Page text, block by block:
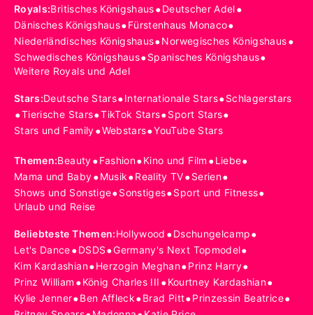
Royals:Britisches Königshaus•Deutscher Adel•
Dänisches Königshaus•Fürstenhaus Monaco•
Niederländisches Königshaus•Norwegisches Königshaus•
Schwedisches Königshaus•Spanisches Königshaus•
Weitere Royals und Adel
Stars:Deutsche Stars•Internationale Stars•Schlagerstars
•Tierische Stars•TikTok Stars•Sport Stars•
Stars und Family•Webstars•YouTube Stars
Themen:Beauty•Fashion•Kino und Film •Liebe•
Mama und Baby•Musik•Reality TV•Serien•
Shows und Sonstige•Sonstiges•Sport und Fitness•
Urlaub und Reise
Beliebteste Themen:Hollywood •Dschungelcamp•
Let's Dance•DSDS•Germany's Next Topmodel•
Kim Kardashian•Herzogin Meghan•Prinz Harry•
Prinz William •König Charles III •Kourtney Kardashian•
Kylie Jenner•Ben Affleck•Brad Pitt•Prinzessin Beatrice•